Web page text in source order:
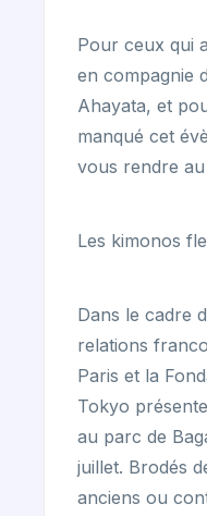
Pour ceux qui
en compagnie
Ahayata, et
manqué cet
vous rendre
Les kimonos
Dans le cadre
relations
Paris et la
Tokyo
au parc de
juillet. Brodés
anciens ou